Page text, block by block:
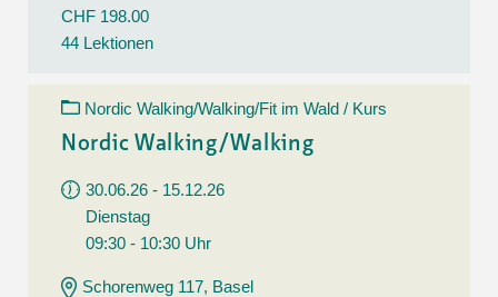
CHF 198.00
44 Lektionen
Nordic Walking/Walking/Fit im Wald / Kurs
Nordic Walking/Walking
30.06.26 - 15.12.26
Dienstag
09:30 - 10:30 Uhr
Schorenweg 117, Basel